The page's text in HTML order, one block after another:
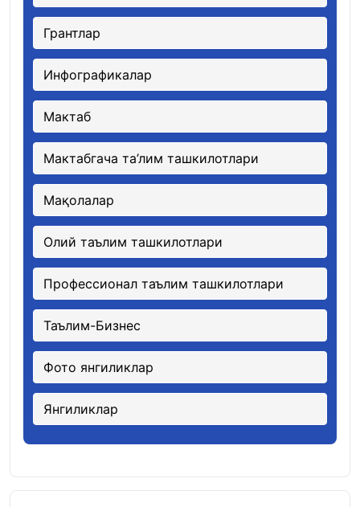
Грантлар
Инфографикалар
Мактаб
Мактабгача та’лим ташкилотлари
Мақолалар
Олий таълим ташкилотлари
Профессионал таълим ташкилотлари
Таълим-Бизнес
Фото янгиликлар
Янгиликлар